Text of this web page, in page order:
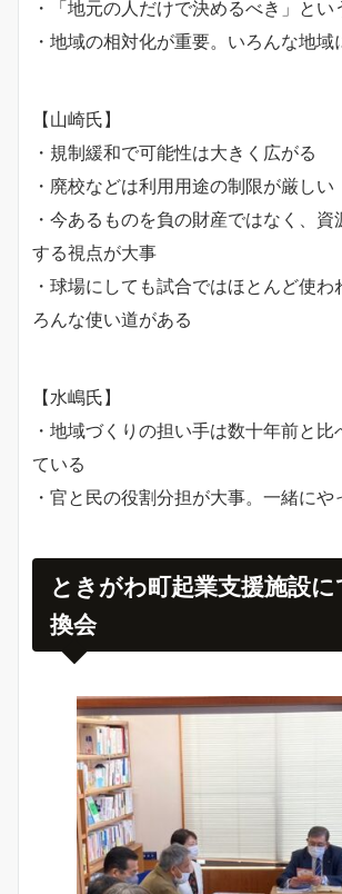
・「地元の人だけで決めるべき」と
・地域の相対化が重要。いろんな地域
【山崎氏】
・規制緩和で可能性は大きく広がる
・廃校などは利用用途の制限が厳しい
・今あるものを負の財産ではなく、
する視点が大事
・球場にしても試合ではほとんど使
ろんな使い道がある
【水嶋氏】
・地域づくりの担い手は数十年前と比
ている
・官と民の役割分担が大事。一緒にや
ときがわ町起業支援施設
換会